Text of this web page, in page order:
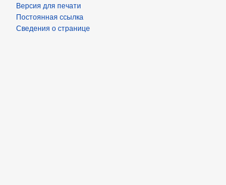
Версия для печати
Постоянная ссылка
Сведения о странице